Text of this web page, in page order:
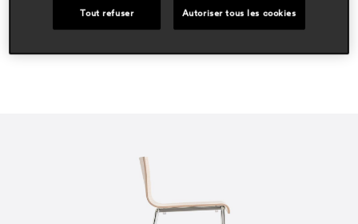
Tout refuser Autoriser tous les cookies